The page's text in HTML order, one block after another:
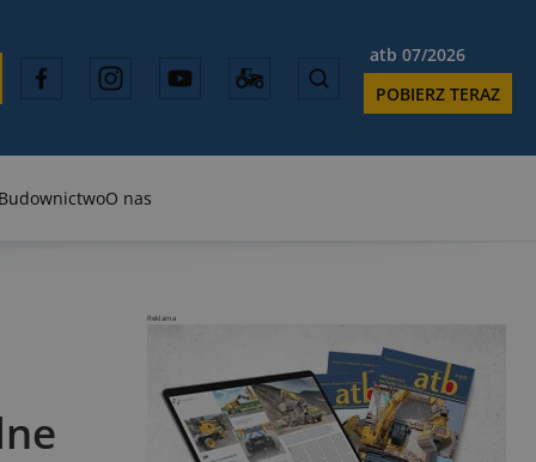
atb 07/2026
POBIERZ TERAZ
BudownictwoO nas
Reklama